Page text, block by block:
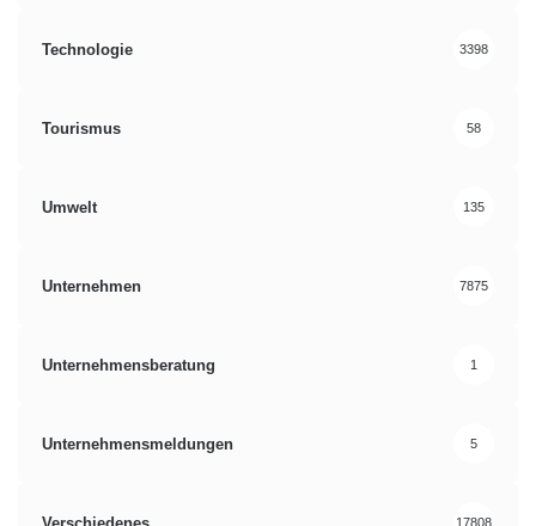
Technologie 3398
Tourismus 58
Umwelt 135
Unternehmen 7875
Unternehmensberatung 1
Unternehmensmeldungen 5
17808